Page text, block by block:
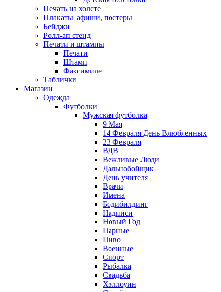
Печать на холсте
Плакаты, афиши, постеры
Бейджи
Ролл-ап стенд
Печати и штампы
Печати
Штамп
Факсимиле
Таблички
Магазин
Одежда
Футболки
Мужская футболка
9 Мая
14 Февраля День Влюбленных
23 Февраля
ВДВ
Вежливые Люди
Дальнобойщик
День учителя
Врачи
Имена
Бодибилдинг
Надписи
Новый Год
Парные
Пиво
Военные
Спорт
Рыбалка
Свадьба
Хэллоуин